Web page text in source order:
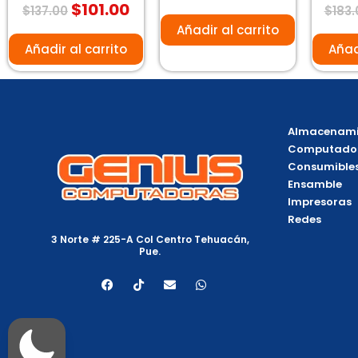
Valorado
con
de
$137.00 $101.00
Añadir al carrito
de
Añadir al carrito
$
3 Norte # 225-A Col Centro Tehuacán,
Pue.
F
a
T
i
E
n
W
h
Ensamble
Impresoras
Redes